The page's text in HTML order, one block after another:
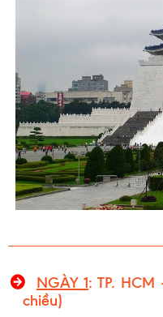
NGÀY 1: TP.
chiều)